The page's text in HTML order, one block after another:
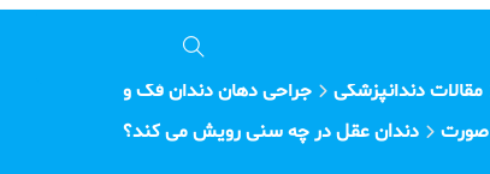
مقالات دندانپزشکی
جراحی دهان دندان فک و
صورت
دندان عقل در چه سنی رویش می کند؟